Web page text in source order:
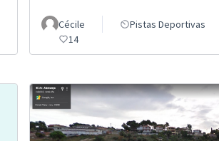
Cécile Pistas Deportivas
14